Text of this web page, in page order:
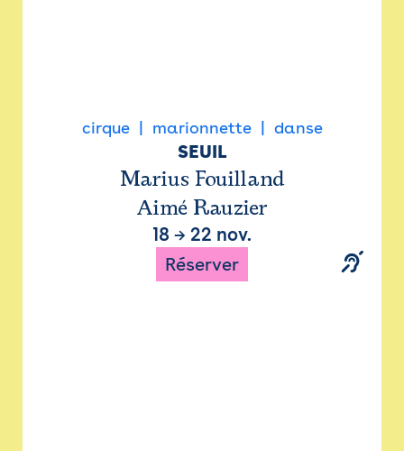
cirque marionnette danse
SEUIL
Marius Fouilland
Aimé Rauzier
18 → 22 nov.
Réserver